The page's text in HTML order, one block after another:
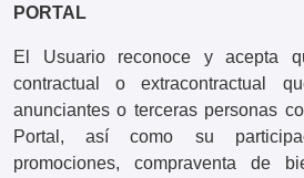
PORTAL
El Usuario reconoce y acepta
contractual o extracontractual
anunciantes o terceras personas
Portal, así como su
promociones, compraventa de